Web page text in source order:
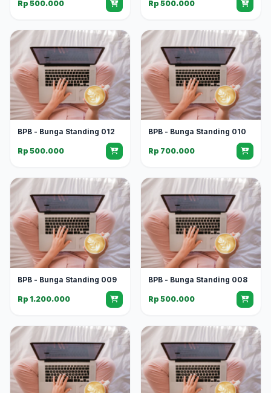
Rp 500.000 Rp 500.000
BPB - Bunga Standing 012
Rp 500.000
BPB - Bunga Standing 010
Rp 700.000
BPB - Bunga Standing 009
Rp 1.200.000
BPB - Bunga Standing 008
Rp 500.000